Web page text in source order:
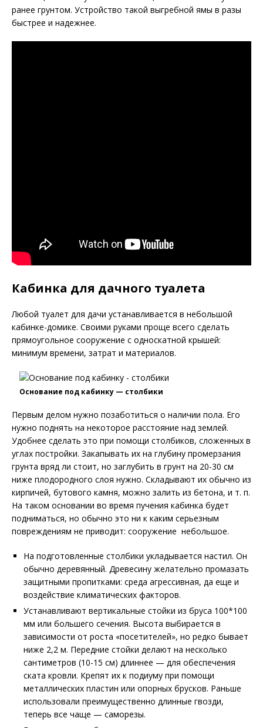
ранее грунтом. Устройство такой выгребной ямы в разы
быстрее и надежнее.
Кабинка для дачного туалета
Любой туалет для дачи устанавливается в небольшой
кабинке-домике. Своими руками проще всего сделать
прямоугольное сооружение с односкатной крышей:
минимум времени, затрат и материалов.
Основание под кабинку — столбики
Первым делом нужно позаботиться о наличии пола. Его
нужно поднять на некоторое расстояние над землей.
Удобнее сделать это при помощи столбиков, сложенных в
углах постройки. Закапывать их на глубину промерзания
грунта вряд ли стоит, но заглубить в грунт на 20-30 см
ниже плодородного слоя нужно. Складывают их обычно из
кирпичей, бутового камня, можно залить из бетона, и т. п.
На таком основании во время пучения кабинка будет
подниматься, но обычно это ни к каким серьезным
повреждениям не приводит: сооружение небольшое.
На подготовленные столбики укладывается настил. Он
обычно деревянный. Древесину желательно промазать
защитными пропитками: среда агрессивная, да еще и
воздействие климатических факторов.
Устанавливают вертикальные стойки из бруса 100*100
мм или большего сечения. Высота выбирается в
зависимости от роста «посетителей», но редко бывает
ниже 2,2 м. Передние стойки делают на несколько
сантиметров (10-15 см) длиннее — для обеспечения
ската кровли. Крепят их к подиуму при помощи
металлических пластин или опорных брусков. Раньше
использовали преимущественно длинные гвозди,
теперь все чаще — саморезы.